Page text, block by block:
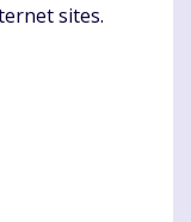
sites.